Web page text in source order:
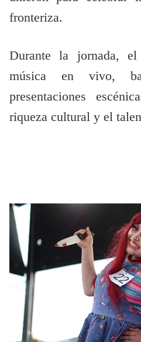
fronteriza.
Durante la jornada,
música en vivo,
presentaciones
riqueza cultural y el